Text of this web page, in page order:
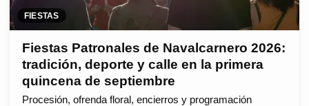
FIESTAS
Fiestas Patronales de Navalcarnero 2026:
tradición, deporte y calle en la primera
quincena de septiembre
Procesión, ofrenda floral, encierros y programación